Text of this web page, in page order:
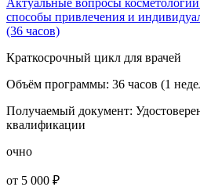
Актуальные вопросы
способы привлечения и
(36 часов)
Краткосрочный цикл для врачей
Объём программы: 36 часов (1
Получаемый документ:
квалификации
очно
от 5 000 ₽